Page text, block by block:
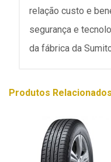
relação custo e
segurança e
da fábrica da
Produtos Relacionados